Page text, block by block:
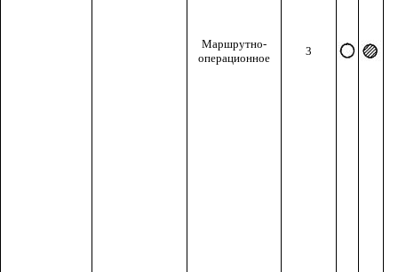
Маршрутно-
операционное
3